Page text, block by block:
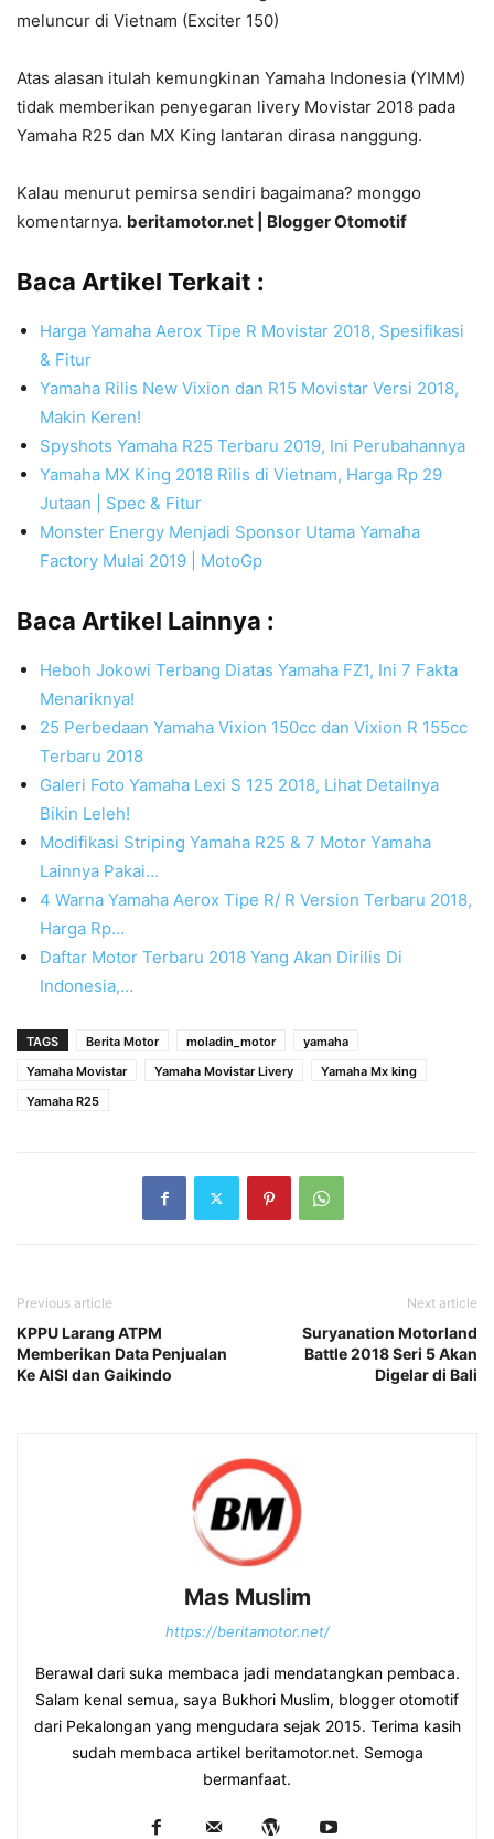
meluncur di Vietnam (Exciter 150)
Atas alasan itulah kemungkinan Yamaha Indonesia (YIMM)
tidak memberikan penyegaran livery Movistar 2018 pada
Yamaha R25 dan MX King lantaran dirasa nanggung.
Kalau menurut pemirsa sendiri bagaimana? monggo
komentarnya. beritamotor.net | Blogger Otomotif
Baca Artikel Terkait :
Harga Yamaha Aerox Tipe R Movistar 2018, Spesifikasi
& Fitur
Yamaha Rilis New Vixion dan R15 Movistar Versi 2018,
Makin Keren!
Spyshots Yamaha R25 Terbaru 2019, Ini Perubahannya
Yamaha MX King 2018 Rilis di Vietnam, Harga Rp 29
Jutaan | Spec & Fitur
Monster Energy Menjadi Sponsor Utama Yamaha
Factory Mulai 2019 | MotoGp
Baca Artikel Lainnya :
Heboh Jokowi Terbang Diatas Yamaha FZ1, Ini 7 Fakta
Menariknya!
25 Perbedaan Yamaha Vixion 150cc dan Vixion R 155cc
Terbaru 2018
Galeri Foto Yamaha Lexi S 125 2018, Lihat Detailnya
Bikin Leleh!
Modifikasi Striping Yamaha R25 & 7 Motor Yamaha
Lainnya Pakai…
4 Warna Yamaha Aerox Tipe R/ R Version Terbaru 2018,
Harga Rp…
Daftar Motor Terbaru 2018 Yang Akan Dirilis Di
Indonesia,…
TAGS Berita Motor moladin_motor
yamaha
Yamaha Movistar
Yamaha Movistar Livery
Yamaha Mx king
Yamaha R25
Previous article
KPPU Larang ATPM
Memberikan Data Penjualan
Ke AISI dan Gaikindo
Next article
Suryanation Motorland
Battle 2018 Seri 5 Akan
Digelar di Bali
Mas Muslim
https://beritamotor.net/
Berawal dari suka membaca jadi mendatangkan pembaca.
Salam kenal semua, saya Bukhori Muslim, blogger otomotif
dari Pekalongan yang mengudara sejak 2015. Terima kasih
sudah membaca artikel beritamotor.net. Semoga
bermanfaat.